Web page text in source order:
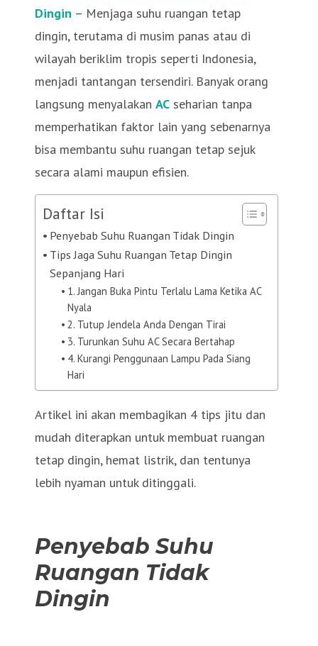
Dingin – Menjaga suhu ruangan tetap
dingin, terutama di musim panas atau di
wilayah beriklim tropis seperti Indonesia,
menjadi tantangan tersendiri. Banyak orang
langsung menyalakan AC seharian tanpa
memperhatikan faktor lain yang sebenarnya
bisa membantu suhu ruangan tetap sejuk
secara alami maupun efisien.
Daftar Isi
Penyebab Suhu Ruangan Tidak Dingin
Tips Jaga Suhu Ruangan Tetap Dingin
Sepanjang Hari
1. Jangan Buka Pintu Terlalu Lama Ketika AC
Nyala
2. Tutup Jendela Anda Dengan Tirai
3. Turunkan Suhu AC Secara Bertahap
4. Kurangi Penggunaan Lampu Pada Siang
Hari
Artikel ini akan membagikan 4 tips jitu dan
mudah diterapkan untuk membuat ruangan
tetap dingin, hemat listrik, dan tentunya
lebih nyaman untuk ditinggali.
Penyebab Suhu
Ruangan Tidak
Dingin